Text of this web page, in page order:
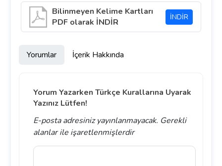
Bilinmeyen Kelime Kartları
PDF olarak İNDİR
İNDİR
Yorumlar İçerik Hakkında
Yorum Yazarken Türkçe Kurallarına Uyarak
Yazınız Lütfen!
E-posta adresiniz yayınlanmayacak. Gerekli
alanlarile işaretlenmişlerdir